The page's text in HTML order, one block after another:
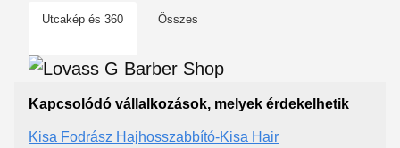
Utcakép és 360 Összes
Kapcsolódó vállalkozások, melyek érdekelhetik
Kisa Fodrász Hajhosszabbító-Kisa Hair